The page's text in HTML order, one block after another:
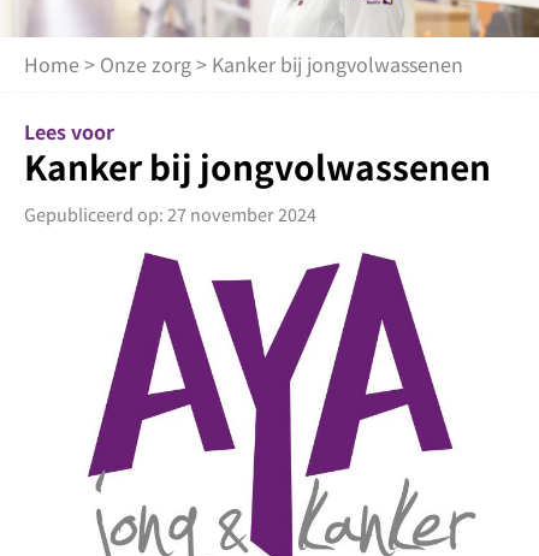
Home > Onze zorg> Kanker bij jongvolwassenen
Lees voor
Kanker bij jongvolwassenen
Gepubliceerd op: 27 november 2024